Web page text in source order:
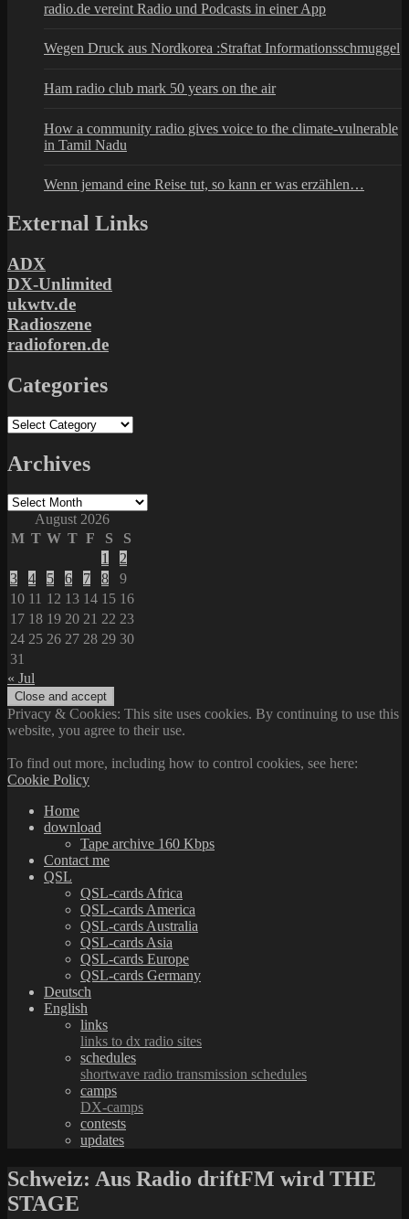
radio.de vereint Radio und Podcasts in einer App
Wegen Druck aus Nordkorea :Straftat Informationsschmuggel
Ham radio club mark 50 years on the air
How a community radio gives voice to the climate-vulnerable
in Tamil Nadu
Wenn jemand eine Reise tut, so kann er was erzählen…
External Links
ADX
DX-Unlimited
ukwtv.de
Radioszene
radioforen.de
Categories
Categories
Archives
Archives
August 2026
M T W T F S
S
1
2
3
4 5 6 7 8
9
10 11 12 13 14 15 16
17 18 19 20 21 22 23
24 25 26 27 28 29 30
31
« Jul
Privacy & Cookies: This site uses cookies. By continuing to use this
website, you agree to their use.
To find out more, including how to control cookies, see here:
Cookie Policy
Home
download
Tape archive 160 Kbps
Contact me
QSL
QSL-cards Africa
QSL-cards America
QSL-cards Australia
QSL-cards Asia
QSL-cards Europe
QSL-cards Germany
Deutsch
English
links
links to dx radio sites
schedules
shortwave radio transmission schedules
camps
DX-camps
contests
updates
Schweiz: Aus Radio driftFM wird THE
STAGE